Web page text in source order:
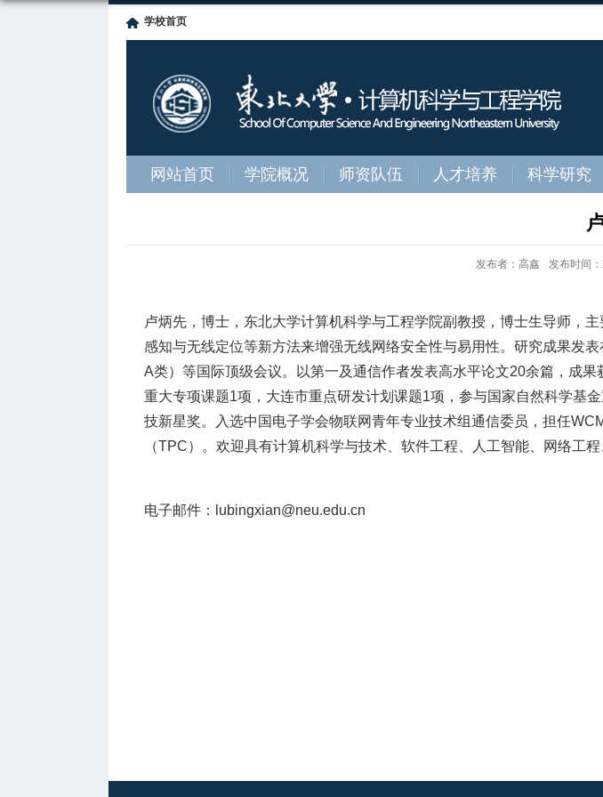
学校首页
网站首页 学院概况 师资队伍 人才培养 科学研究
发布者：高鑫 发布时间
卢炳先，博士，东北大学计算机科学与工程学院副教授，博士生导师，
感知与无线定位等新方法来增强无线网络安全性与易用性。研究成果发
A类）等国际顶级会议。以第一及通信作者发表高水平论文20余篇，成
重大专项课题1项，大连市重点研发计划课题1项，参与国家自然科学基
技新星奖。入选中国电子学会物联网青年专业技术组通信委员，担任
（TPC）。欢迎具有计算机科学与技术、软件工程、人工智能、网络工
电子邮件：lubingxian@neu.edu.cn